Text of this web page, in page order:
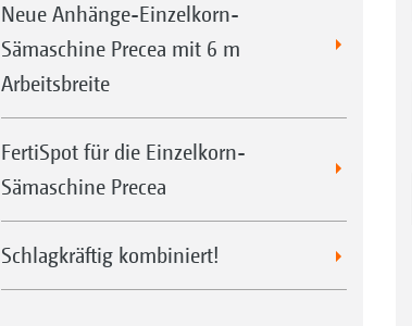
Neue Anhänge-Einzelkorn-
Sämaschine Precea mit 6 m
Arbeitsbreite
FertiSpot für die Einzelkorn-
Sämaschine Precea
Schlagkräftig kombiniert!